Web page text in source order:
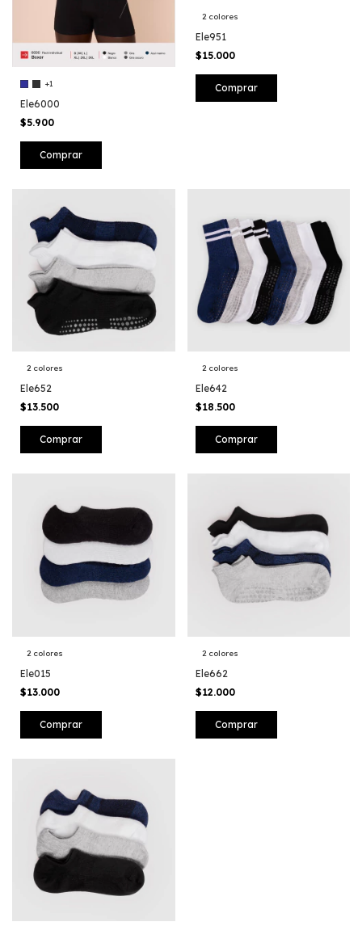
+1
Ele6000
$5.900
Comprar
2 colores
Ele951
$15.000
Comprar
2 colores
Ele652
$13.500
Comprar
2 colores
Ele642
$18.500
Comprar
2 colores
Ele015
$13.000
Comprar
2 colores
Ele662
$12.000
Comprar